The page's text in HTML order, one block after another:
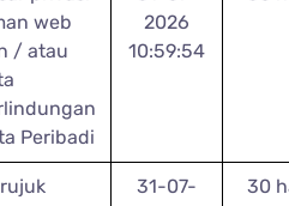
web
/ atau
Peribadi
2026
10:59:54
31-07-
30